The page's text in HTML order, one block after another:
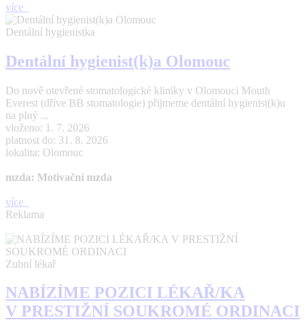
více
Dentální hygienistka
Dentální hygienist(k)a Olomouc
Do nově otevřené stomatologické kliniky v Olomouci Mouth
Everest (dříve BB stomatologie) přijmeme dentální hygienist(k)u
na plný ...
vloženo: 1. 7. 2026
platnost do: 31. 8. 2026
lokalita: Olomouc
mzda: Motivační mzda
více
Reklama
Zubní lékař
NABÍZÍME POZICI LÉKAŘ/KA
V PRESTIŽNÍ SOUKROMÉ ORDINACI